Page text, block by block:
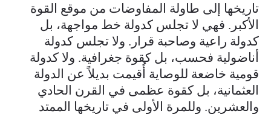
تاريخها إلى طاولة المفاوضات من موقع القوة
الأكبر. فهي لا تجلس كدولة خط مواجهة، بل
كدولة راعية وصاحبة قرار. ولا تجلس كدولة
أناضولية فحسب، بل كقوة جغرافية. ولا كدولة
قومية خاضعة للوصاية أُقيمت بديلاً عن الدولة
العثمانية، بل كقوة عظمى في القرن الحادي
والعشرين. وللمرة الأولى في تاريخها الممتد